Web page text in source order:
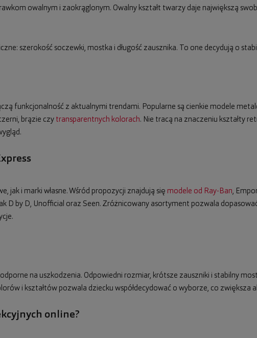
owalnym i zaokrąglonym. Owalny kształt twarzy daje największą
szerokość soczewki, mostka i długość zausznika. To one decydują o
funkcjonalność z aktualnymi trendami. Popularne są cienkie modele
brązie czy transparentnych kolorach. Nie tracą na znaczeniu kształty
jak i marki własne. Wśród propozycji znajdują się modele od Ray-Ban,
D by D, Unofficial oraz Seen. Zróżnicowany asortyment pozwala
na uszkodzenia. Odpowiedni rozmiar, krótsze zauszniki i stabilny
i kształtów pozwala dziecku współdecydować o wyborze, co zwiększa
online?